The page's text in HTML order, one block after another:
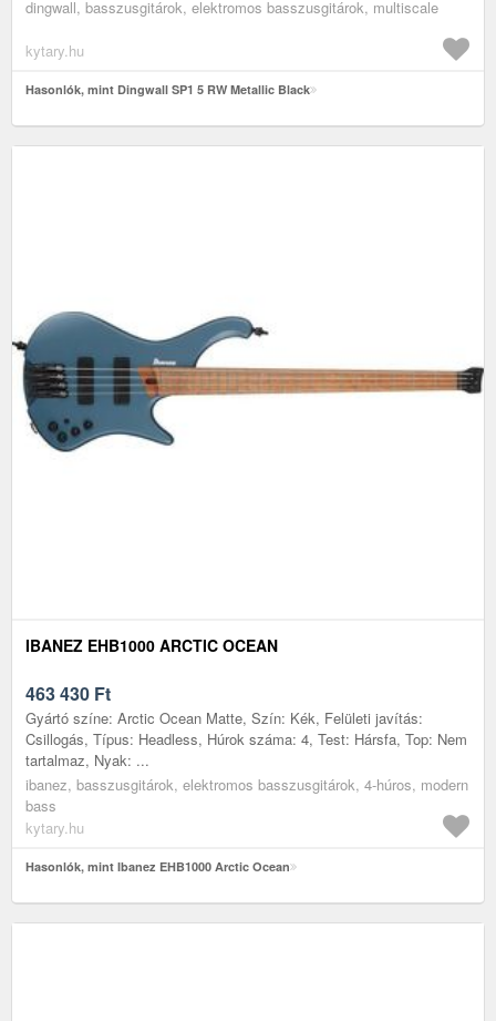
dingwall, basszusgitárok, elektromos basszusgitárok, multiscale
kytary.hu
Hasonlók, mint Dingwall SP1 5 RW Metallic Black
IBANEZ EHB1000 ARCTIC OCEAN
463 430 Ft
Gyártó színe: Arctic Ocean Matte, Szín: Kék, Felületi javítás:
Csillogás, Típus: Headless, Húrok száma: 4, Test: Hársfa, Top: Nem
tartalmaz, Nyak: ...
ibanez, basszusgitárok, elektromos basszusgitárok, 4-húros, modern
bass
kytary.hu
Hasonlók, mint Ibanez EHB1000 Arctic Ocean